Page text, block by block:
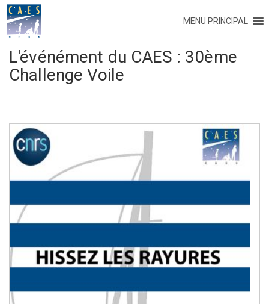
MENU PRINCIPAL
L'événément du CAES : 30ème
Challenge Voile